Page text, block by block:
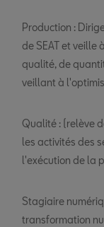
Production :
de SEAT et veille
qualité, de
veillant à
Qualité : (relève
les activités des
l'exécution de la
Stagiaire
transformation